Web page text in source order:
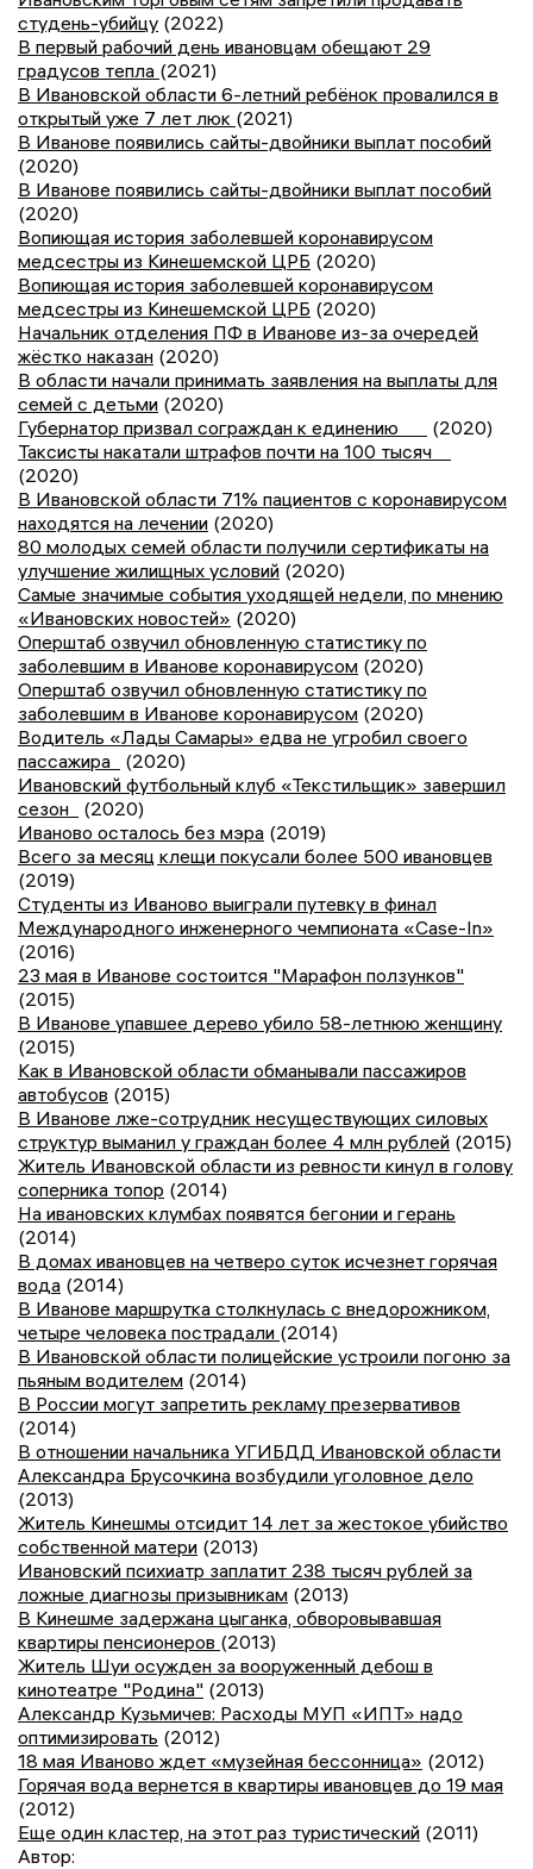
студень-убийцу (2022)
В первый рабочий день ивановцам обещают 29
градусов тепла (2021)
В Ивановской области 6-летний ребёнок провалился в
открытый уже 7 лет люк (2021)
В Иванове появились сайты-двойники выплат пособий
(2020)
В Иванове появились сайты-двойники выплат пособий
(2020)
Вопиющая история заболевшей коронавирусом
медсестры из Кинешемской ЦРБ (2020)
Вопиющая история заболевшей коронавирусом
медсестры из Кинешемской ЦРБ (2020)
Начальник отделения ПФ в Иванове из-за очередей
жёстко наказан (2020)
В области начали принимать заявления на выплаты для
семей с детьми (2020)
Губернатор призвал сограждан к единению
(2020)
Таксисты накатали штрафов почти на 100 тысяч
(2020)
В Ивановской области 71% пациентов с коронавирусом
находятся на лечении (2020)
80 молодых семей области получили сертификаты на
улучшение жилищных условий (2020)
Самые значимые события уходящей недели, по мнению
«Ивановских новостей» (2020)
Оперштаб озвучил обновленную статистику по
заболевшим в Иванове коронавирусом (2020)
Оперштаб озвучил обновленную статистику по
заболевшим в Иванове коронавирусом (2020)
Водитель «Лады Самары» едва не угробил своего
пассажира
(2020)
Ивановский футбольный клуб «Текстильщик» завершил
сезон
(2020)
Иваново осталось без мэра (2019)
Всего за месяц клещи покусали более 500 ивановцев
(2019)
Студенты из Иваново выиграли путевку в финал
Международного инженерного чемпионата «Case-In»
(2016)
23 мая в Иванове состоится "Марафон ползунков"
(2015)
В Иванове упавшее дерево убило 58-летнюю женщину
(2015)
Как в Ивановской области обманывали пассажиров
автобусов (2015)
В Иванове лже-сотрудник несуществующих силовых
структур выманил у граждан более 4 млн рублей (2015)
Житель Ивановской области из ревности кинул в голову
соперника топор (2014)
На ивановских клумбах появятся бегонии и герань
(2014)
В домах ивановцев на четверо суток исчезнет горячая
вода (2014)
В Иванове маршрутка столкнулась с внедорожником,
четыре человека пострадали (2014)
В Ивановской области полицейские устроили погоню за
пьяным водителем (2014)
В России могут запретить рекламу презервативов
(2014)
В отношении начальника УГИБДД Ивановской области
Александра Брусочкина возбудили уголовное дело
(2013)
Житель Кинешмы отсидит 14 лет за жестокое убийство
собственной матери (2013)
Ивановский психиатр заплатит 238 тысяч рублей за
ложные диагнозы призывникам (2013)
В Кинешме задержана цыганка, обворовывавшая
квартиры пенсионеров (2013)
Житель Шуи осужден за вооруженный дебош в
кинотеатре "Родина" (2013)
Александр Кузьмичев: Расходы МУП «ИПТ» надо
оптимизировать (2012)
18 мая Иваново ждет «музейная бессонница» (2012)
Горячая вода вернется в квартиры ивановцев до 19 мая
(2012)
Еще один кластер, на этот раз туристический (2011)
Автор: